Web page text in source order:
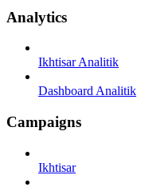
Analytics
Ikhtisar Analitik
Dashboard Analitik
Campaigns
Ikhtisar